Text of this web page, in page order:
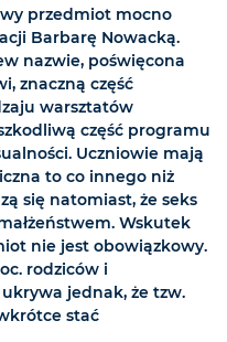
przedmiot mocno
Barbarę Nowacką.
nazwie, poświęcona
znaczną część
warsztatów
część programu
Uczniowie mają
to co innego niż
się natomiast, że seks
Wskutek
nie jest obowiązkowy.
rodziców i
jednak, że tzw.
stać